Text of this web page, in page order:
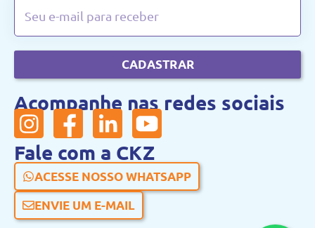
CADASTRAR
Acompanhe nas redes sociais
Fale com a CKZ
ACESSE NOSSO WHATSAPP
ENVIE UM E-MAIL